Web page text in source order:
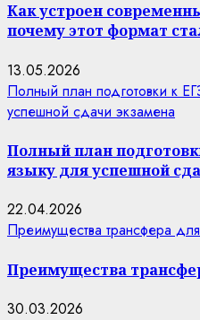
Как устроен
почему этот формат
13.05.2026
Полный план подготовки к
успешной сдачи экзамена
Полный план
языку для успешной
22.04.2026
Преимущества трансфера
Преимущества
30.03.2026